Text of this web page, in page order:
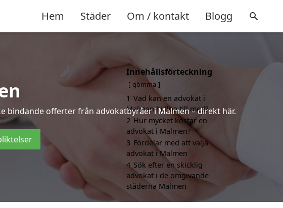
Hem Städer Om / kontakt Blogg
bindande offerter från advokatbyråer i Malmen – direkt här.
Innehållsförteckning
gömma
1 Vad kan en advokat i
Malmen hjälpa till med?
2 Hur mycket kostar en
advokat i Malmen?
3 Fördelar med att välja
advokat i Malmen
4 Sök efter en skicklig
advokat i de omgivande
städerna Malmen